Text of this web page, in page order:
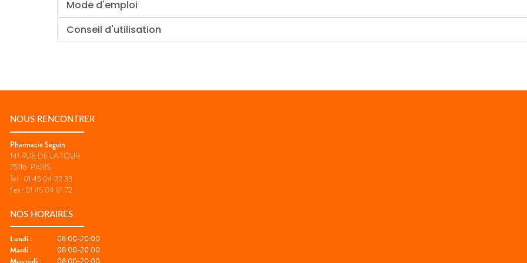
Mode d'emploi
Conseil d'utilisation
NOUS RENCONTRER
Pharmacie Seguin
141 RUE DE LA TOUR
75116 PARIS
Tel : 01 45 04 32 33
Fax : 01 45 04 01 72
NOS HORAIRES
Lundi :
08:00-20:00
Mardi :
08:00-20:00